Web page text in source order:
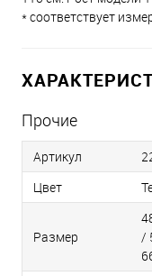
* соответствует
Прочие
Артикул
Цвет
Размер
/